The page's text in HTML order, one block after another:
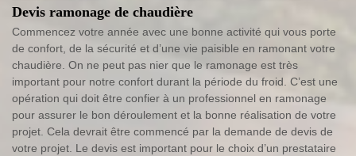
Devis ramonage de chaudière
Commencez votre année avec une bonne activité qui vous porte
de confort, de la sécurité et d’une vie paisible en ramonant votre
chaudière. On ne peut pas nier que le ramonage est très
important pour notre confort durant la période du froid. C’est une
opération qui doit être confier à un professionnel en ramonage
pour assurer le bon déroulement et la bonne réalisation de votre
projet. Cela devrait être commencé par la demande de devis de
votre projet. Le devis est important pour le choix d’un prestataire